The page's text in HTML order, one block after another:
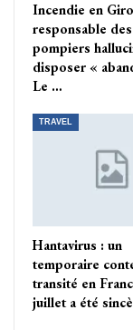
Incendie en
responsable des
pompiers
disposer «
Le …
TRAVEL
Hantavirus : un
temporaire
transité en
juillet a été